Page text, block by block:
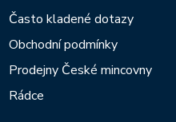
Často kladené dotazy
Obchodní podmínky
Prodejny České mincovny
Rádce